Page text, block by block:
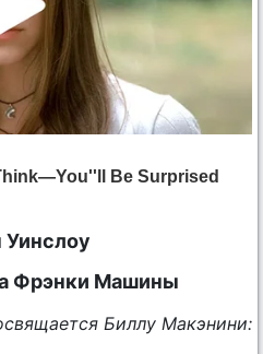
Уинслоу
Фрэнки Машины
Биллу Макэнини: